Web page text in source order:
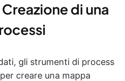
di una
gli strumenti di process
creare una mappa